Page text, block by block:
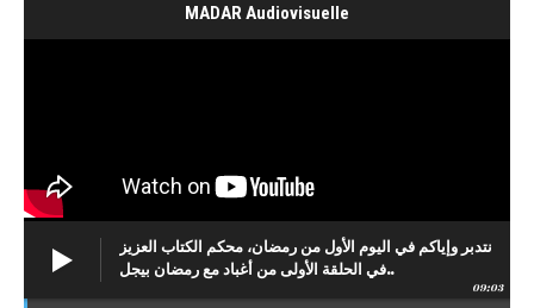
MADAR Audiovisuelle
نتدبر وإياكم في اليوم الأول من رمضان، محكم الكتاب العزيز
في الحلقة الأولى من أغباد مع رمضان بيجل..
09:03